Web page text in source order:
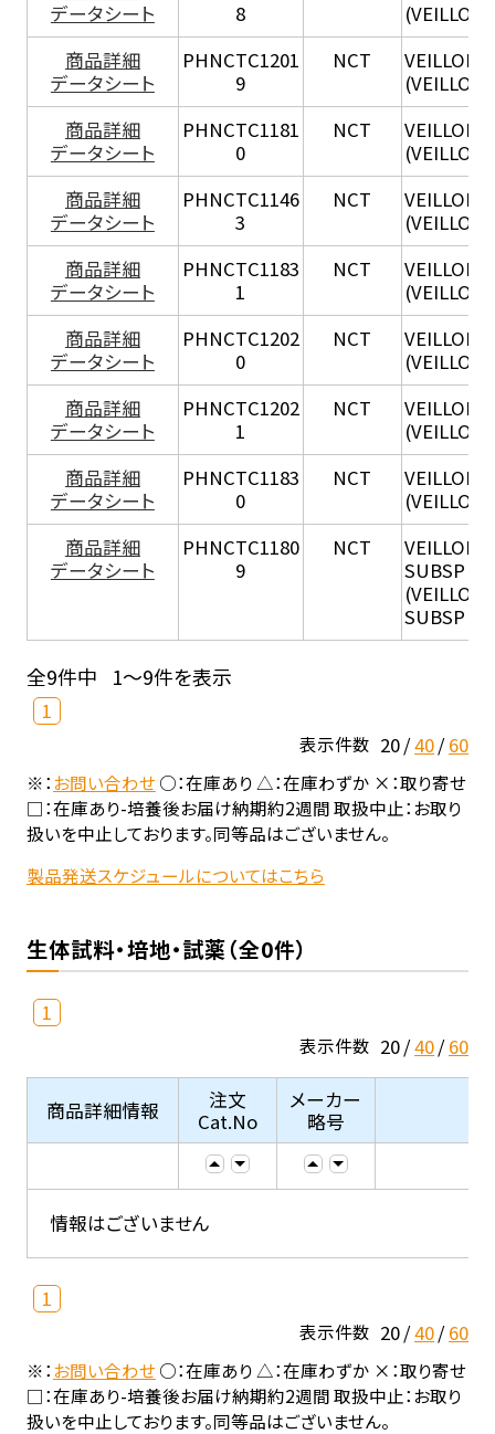
データシート
8
商品詳細
データシート
PHNCTC1201
9
NCT
商品詳細
データシート
PHNCTC1181
0
NCT
商品詳細
データシート
PHNCTC1146
3
NCT
商品詳細
データシート
PHNCTC1183
1
NCT
商品詳細
データシート
PHNCTC1202
0
NCT
商品詳細
データシート
PHNCTC1202
1
NCT
商品詳細
データシート
PHNCTC1183
0
NCT
商品詳細
データシート
PHNCTC1180
9
NCT
SUBSP
SUBSP
全9件中 1～9件を表示
1
表示件数 20 40 60
※：お問い合わせ○：在庫あり △：在庫わずか ×：取り寄せ
□：在庫あり-培養後お届け納期約2週間 取扱中止：お取り
扱いを中止しております。同等品はございません。
製品発送スケジュールについてはこちら
生体試料・培地・試薬（全0件）
1
表示件数 20 40 60
商品詳細情報
注文
Cat.No
メーカー
略号
情報はございません
1
表示件数 20 40 60
※：お問い合わせ○：在庫あり △：在庫わずか ×：取り寄せ
□：在庫あり-培養後お届け納期約2週間 取扱中止：お取り
扱いを中止しております。同等品はございません。